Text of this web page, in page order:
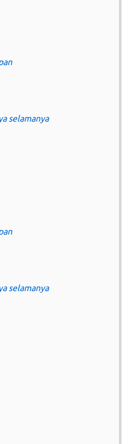
selamanya
selamanya